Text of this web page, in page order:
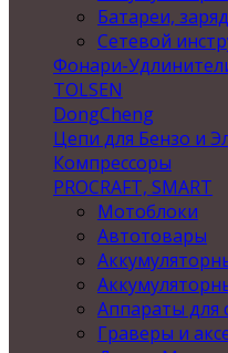
Батареи,
Сетевой
Фонари-
TOLSEN
DongCheng
Цепи для Бензо и
Компрессоры
PROCRAFT, SMART
Мотоблоки
Автотовары
Аппараты для
Граверы и